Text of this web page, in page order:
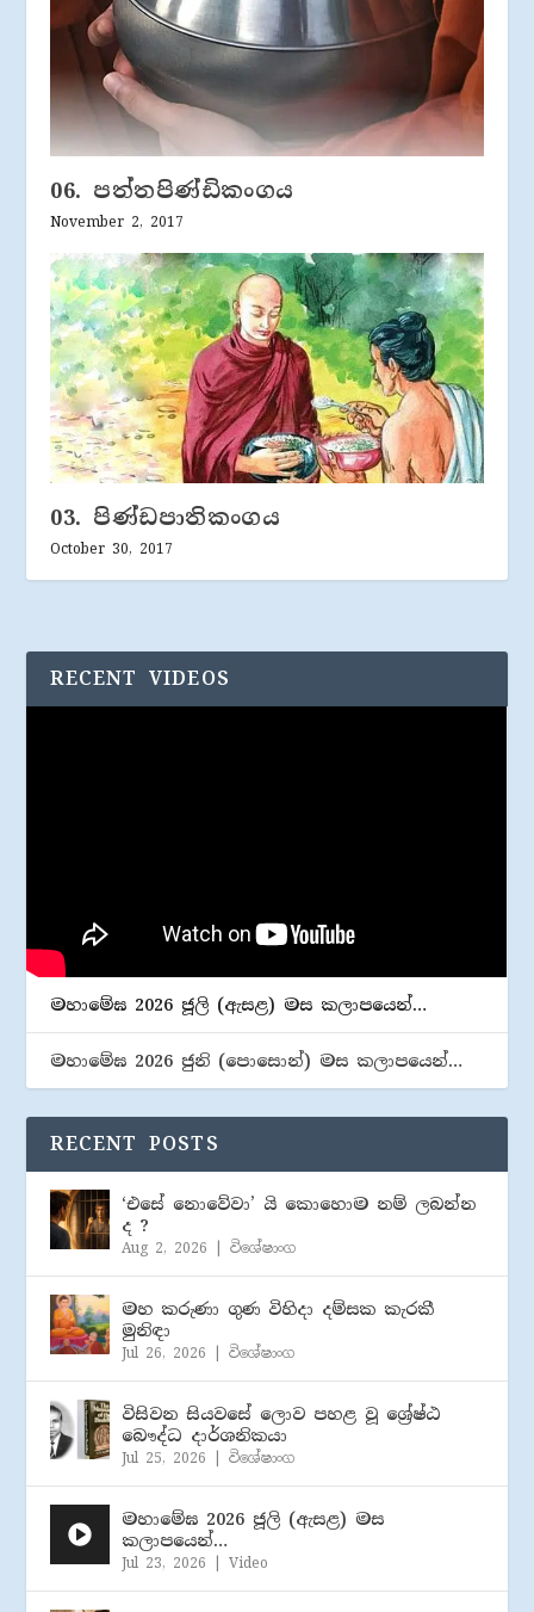
06. පත්තපිණ්ඩිකංගය
November 2, 2017
03. පිණ්ඩපාතිකංගය
October 30, 2017
RECENT VIDEOS
මහාමේඝ 2026 ජූලි (​ඇසළ) මස කලාපයෙන්…
මහාමේඝ 2026 ජුනි (​පොසොන්) මස කලාපයෙන්…
RECENT POSTS
‘එසේ නොවේවා’ යි කොහොම නම් ලබන්න
ද ?
Aug 2, 2026 |විශේෂාංග
මහ කරුණා ගුණ විහිදා දම්සක කැරකී
මුනිඳා
Jul 26, 2026 |විශේෂාංග
විසිවන සියවසේ ලොව පහළ වූ ශ්‍රේෂ්ඨ
බෞද්ධ දාර්ශනිකයා
Jul 25, 2026 |විශේෂාංග
මහාමේඝ 2026 ජූලි (​ඇසළ) මස
කලාපයෙන්…
Jul 23, 2026 |Video